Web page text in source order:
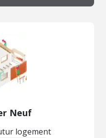
Neuf
logement